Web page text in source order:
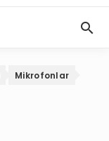
Mikrofonlar